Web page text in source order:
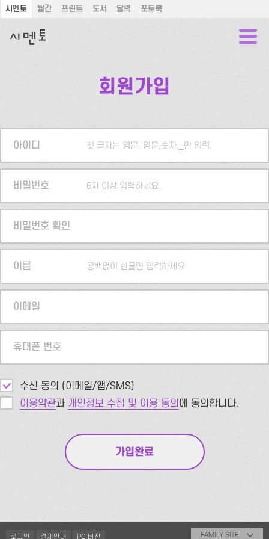
시멘토 월간 프린트 도서 달력 포토북
회원가입
아이디 첫 글자는 영문. 영문,숫자,_만 입력.
비밀번호 6자 이상 입력하세요.
비밀번호 확인
이름 공백없이 한글만 입력하세요.
이메일
휴대폰 번호
수신 동의 (이메일/앱/SMS)
이용약관과 개인정보 수집 및 이용 동의에 동의합니다.
로그인 결제안내 PC 버전 FAMILY SITE